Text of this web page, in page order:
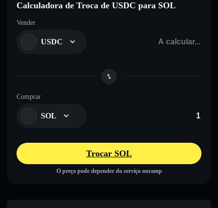
Calculadora de Troca de USDC para SOL
Vender
USDC
Comprar
SOL
Trocar SOL
O preço pode depender do serviço onramp